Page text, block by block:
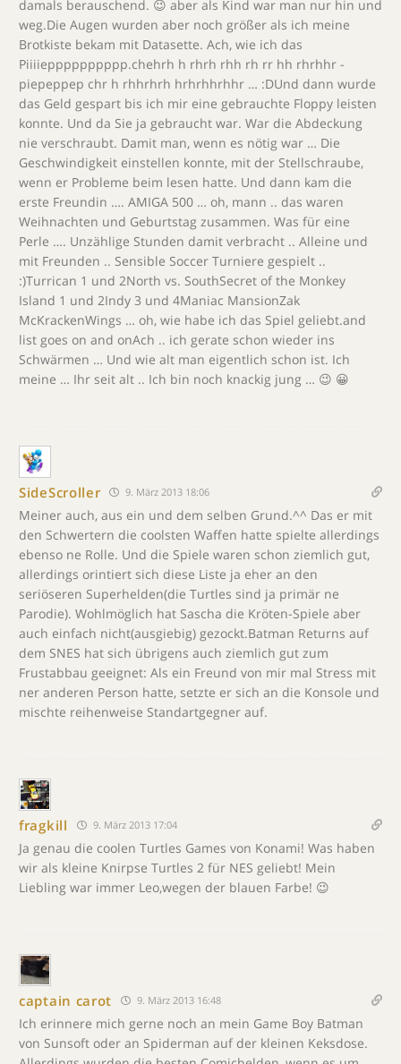
damals berauschend. 😉 aber als Kind war man nur hin und
weg.Die Augen wurden aber noch größer als ich meine
Brotkiste bekam mit Datasette. Ach, wie ich das
Piiiiepppppppppp.chehrh h rhrh rhh rh rr hh rhrhhr -
piepeppep chr h rhhrhrh hrhrhhrhhr … :DUnd dann wurde
das Geld gespart bis ich mir eine gebrauchte Floppy leisten
konnte. Und da Sie ja gebraucht war. War die Abdeckung
nie verschraubt. Damit man, wenn es nötig war … Die
Geschwindigkeit einstellen konnte, mit der Stellschraube,
wenn er Probleme beim lesen hatte. Und dann kam die
erste Freundin …. AMIGA 500 … oh, mann .. das waren
Weihnachten und Geburtstag zusammen. Was für eine
Perle …. Unzählige Stunden damit verbracht .. Alleine und
mit Freunden .. Sensible Soccer Turniere gespielt ..
:)Turrican 1 und 2North vs. SouthSecret of the Monkey
Island 1 und 2Indy 3 und 4Maniac MansionZak
McKrackenWings … oh, wie habe ich das Spiel geliebt.and
list goes on and onAch .. ich gerate schon wieder ins
Schwärmen … Und wie alt man eigentlich schon ist. Ich
meine … Ihr seit alt .. Ich bin noch knackig jung … 😉 😀
SideScroller 9. März 2013 18:06
Meiner auch, aus ein und dem selben Grund.^^ Das er mit
den Schwertern die coolsten Waffen hatte spielte allerdings
ebenso ne Rolle. Und die Spiele waren schon ziemlich gut,
allerdings orintiert sich diese Liste ja eher an den
seriöseren Superhelden(die Turtles sind ja primär ne
Parodie). Wohlmöglich hat Sascha die Kröten-Spiele aber
auch einfach nicht(ausgiebig) gezockt.Batman Returns auf
dem SNES hat sich übrigens auch ziemlich gut zum
Frustabbau geeignet: Als ein Freund von mir mal Stress mit
ner anderen Person hatte, setzte er sich an die Konsole und
mischte reihenweise Standartgegner auf.
fragkill 9. März 2013 17:04
Ja genau die coolen Turtles Games von Konami! Was haben
wir als kleine Knirpse Turtles 2 für NES geliebt! Mein
Liebling war immer Leo,wegen der blauen Farbe! 😉
captain carot 9. März 2013 16:48
Ich erinnere mich gerne noch an mein Game Boy Batman
von Sunsoft oder an Spiderman auf der kleinen Keksdose.